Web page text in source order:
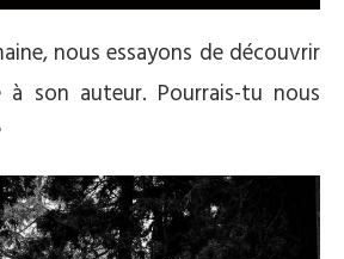
nous essayons de découvrir
son auteur. Pourrais-tu nous